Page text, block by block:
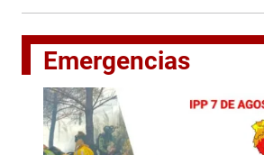
Emergencias